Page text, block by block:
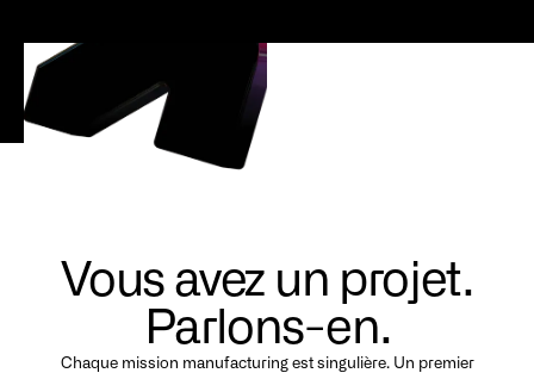
Vous avez un projet.
Parlons-en.
Chaque mission manufacturing est singulière. Un premier